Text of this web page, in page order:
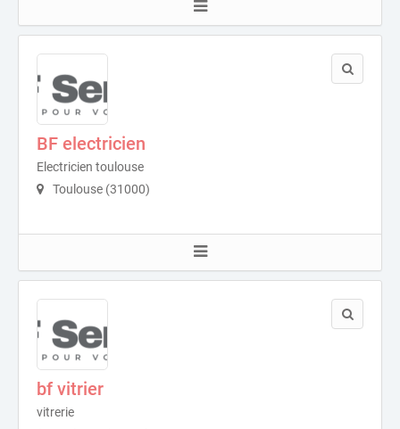
BF electricien
Electricien toulouse
Toulouse (31000)
bf vitrier
vitrerie